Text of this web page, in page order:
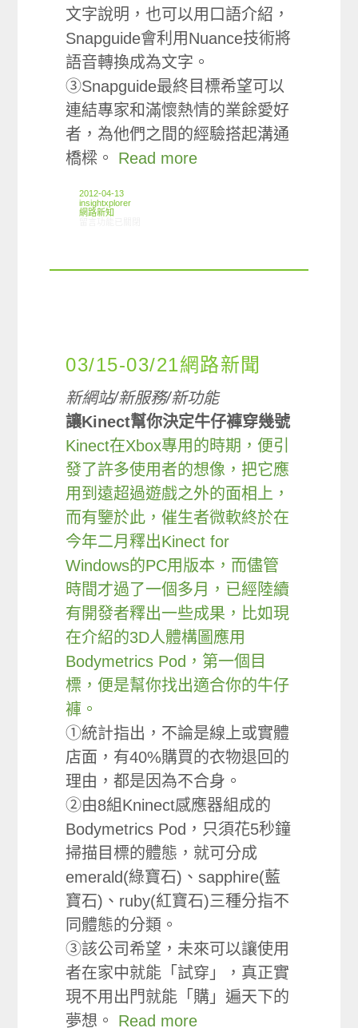
文字說明，也可以用口語介紹，
Snapguide會利用Nuance技術將
語音轉換成為文字。
③Snapguide最終目標希望可以
連結專家和滿懷熱情的業餘愛好
者，為他們之間的經驗搭起溝通
橋樑。 Read more
2012-04-13
insightxplorer
網路新知
03/15-03/21網路新聞
新網站/新服務/新功能
讓Kinect幫你決定牛仔褲穿幾號
Kinect在Xbox專用的時期，便引
發了許多使用者的想像，把它應
用到遠超過遊戲之外的面相上，
而有鑒於此，催生者微軟終於在
今年二月釋出Kinect for
Windows的PC用版本，而儘管
時間才過了一個多月，已經陸續
有開發者釋出一些成果，比如現
在介紹的3D人體構圖應用
Bodymetrics Pod，第一個目
標，便是幫你找出適合你的牛仔
褲。
①統計指出，不論是線上或實體
店面，有40%購買的衣物退回的
理由，都是因為不合身。
②由8組Kninect感應器組成的
Bodymetrics Pod，只須花5秒鐘
掃描目標的體態，就可分成
emerald(綠寶石)、sapphire(藍
寶石)、ruby(紅寶石)三種分指不
同體態的分類。
③該公司希望，未來可以讓使用
者在家中就能「試穿」，真正實
現不用出門就能「購」遍天下的
夢想。 Read more